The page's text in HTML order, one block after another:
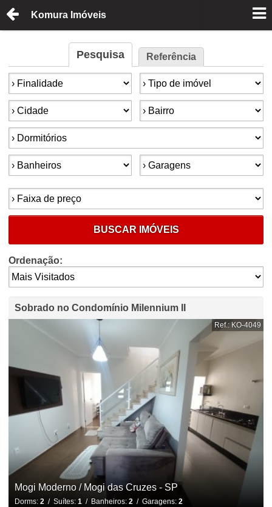
Komura Imóveis
Pesquisa Referência
Finalidade: Tipo de imóvel:
Cidade: Bairro:
Dormitórios:
Banheiros: Garagens:
Faixa de preço:
BUSCAR IMÓVEIS
Ordenação:
Sobrado no Condomínio Milennium II
Ref.: KO-4049
Mogi Moderno / Mogi das Cruzes - SP
Dorms: 2/ Suítes: 1/ Banheiros: 2/ Garagens: 2